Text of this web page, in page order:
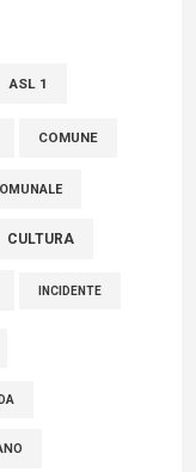
raccoglimento in
ASL 1
COMUNE
CULTURA
INCIDENTE